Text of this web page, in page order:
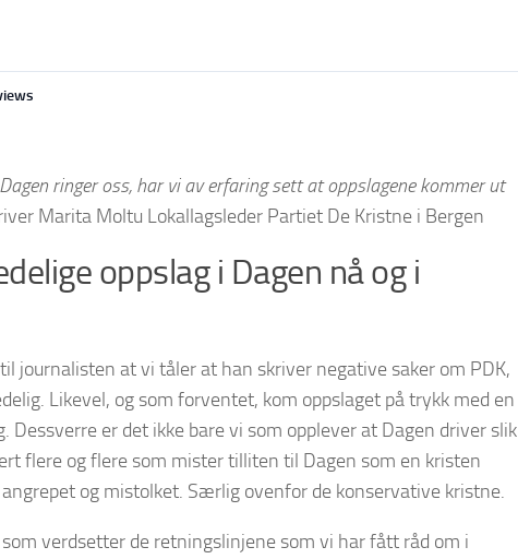
ringer oss, har vi av erfaring sett at oppslagene kommer ut
Marita Moltu Lokallagsleder Partiet De Kristne i Bergen
oppslag i Dagen nå og i
journalisten at vi tåler at han skriver negative saker om PDK,
Likevel, og som forventet, kom oppslaget på trykk med en
Dessverre er det ikke bare vi som opplever at Dagen driver slik
flere og flere som mister tilliten til Dagen som en kristen
og mistolket. Særlig ovenfor de konservative kristne.
verdsetter de retningslinjene som vi har fått råd om i